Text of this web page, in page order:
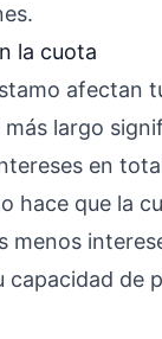
la cuota
afectan
largo
en
hace que la
menos
capacidad de